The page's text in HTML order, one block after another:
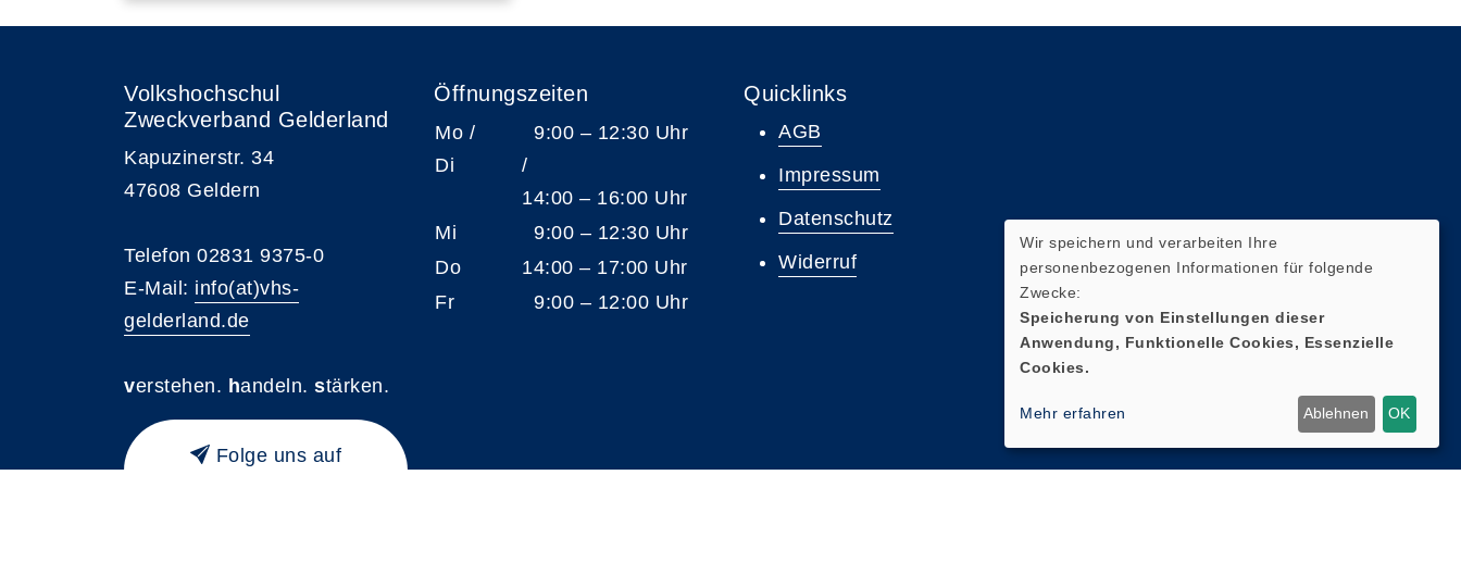
Volkshochschul
Zweckverband Gelderland
Kapuzinerstr. 34
47608 Geldern
Telefon 02831 9375-0
E-Mail: info(at)vhs-
gelderland.de
verstehen. handeln. stärken.
Folge uns auf
Öffnungszeiten
Mo /
Di
9:00 – 12:30 Uhr
/
14:00 – 16:00 Uhr
Mi
9:00 – 12:30 Uhr
Do
14:00 – 17:00 Uhr
Fr
9:00 – 12:00 Uhr
Quicklinks
AGB
Impressum
Datenschutz
Widerruf
Wir speichern und verarbeiten Ihre
personenbezogenen Informationen für folgende
Zwecke:
Speicherung von Einstellungen dieser
Anwendung, Funktionelle Cookies, Essenzielle
Cookies.
Mehr erfahren Ablehnen OK